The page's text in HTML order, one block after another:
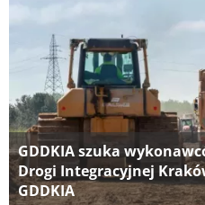
GDDKIA szuka
Drogi Integracyjnej
GDDKIA